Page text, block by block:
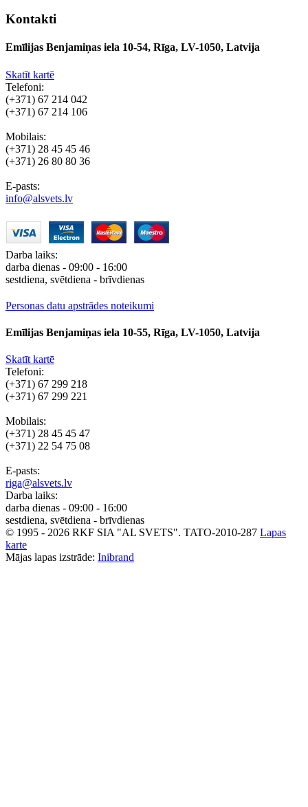
Kontakti
Emīlijas Benjamiņas iela 10-54, Rīga, LV-1050, Latvija
Skatīt kartē
Telefoni:
(+371) 67 214 042
(+371) 67 214 106
Mobilais:
(+371) 28 45 45 46
(+371) 26 80 80 36
E-pasts:
info@alsvets.lv
Darba laiks:
darba dienas - 09:00 - 16:00
sestdiena, svētdiena - brīvdienas
Personas datu apstrādes noteikumi
Emīlijas Benjamiņas iela 10-55, Rīga, LV-1050, Latvija
Skatīt kartē
Telefoni:
(+371) 67 299 218
(+371) 67 299 221
Mobilais:
(+371) 28 45 45 47
(+371) 22 54 75 08
E-pasts:
riga@alsvets.lv
Darba laiks:
darba dienas - 09:00 - 16:00
sestdiena, svētdiena - brīvdienas
© 1995 - 2026 RKF SIA "AL SVETS". TATO-2010-287 Lapas
karte
Mājas lapas izstrāde: Inibrand